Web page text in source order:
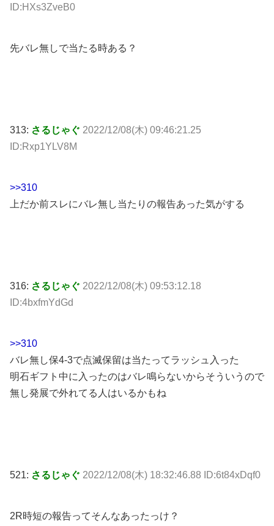
ID:HXs3ZveB0
先バレ無しで当たる時ある？
313: さるじゃぐ 2022/12/08(木) 09:46:21.25
ID:Rxp1YLV8M
>>310
上だか前スレにバレ無し当たりの報告あった気がする
316: さるじゃぐ 2022/12/08(木) 09:53:12.18
ID:4bxfmYdGd
>>310
バレ無し保4-3で点滅保留は当たってラッシュ入った
明石ギフト中に入ったのはバレ鳴らないからそういうので
無し発展で外れてる人はいるかもね
521: さるじゃぐ 2022/12/08(木) 18:32:46.88 ID:6t84xDqf0
2R時短の報告ってそんなあったっけ？